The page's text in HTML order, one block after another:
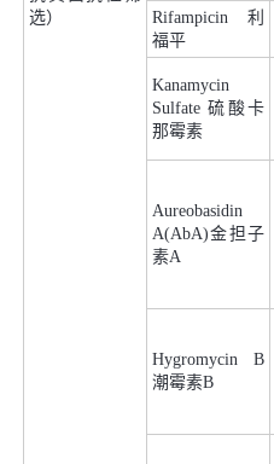
选）
Rifampicin 利
福平
Kanamycin
Sulfate 硫酸卡
那霉素
Aureobasidin
A(AbA)金担子
素A
Hygromycin B
潮霉素B